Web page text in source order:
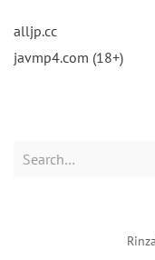
alljp.cc
javmp4.com (18+)
Search